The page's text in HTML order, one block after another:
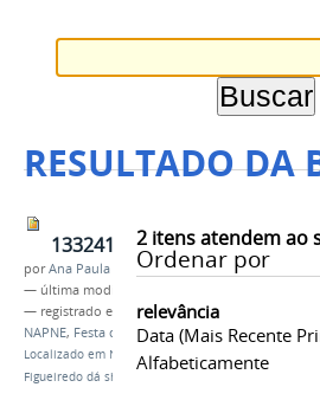
RESULTADO DA
2itens atendem ao
Ordenar por
relevância
Data (mais Recente
Alfabeticamente
porAna Paula Batista
— última modificação
— registrado em:
coral,Presidente Figueiredo
NAPNE, Festa do Cupuaçu
Localizado em Notícias
Coral de Presidente
Figueiredo dá show na Festa do Cupuaçu